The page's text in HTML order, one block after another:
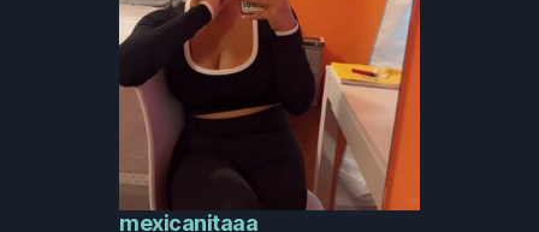
mexicanitaaa